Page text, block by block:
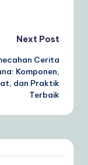
Next Post
Cerita
Komponen,
dan Praktik
Terbaik